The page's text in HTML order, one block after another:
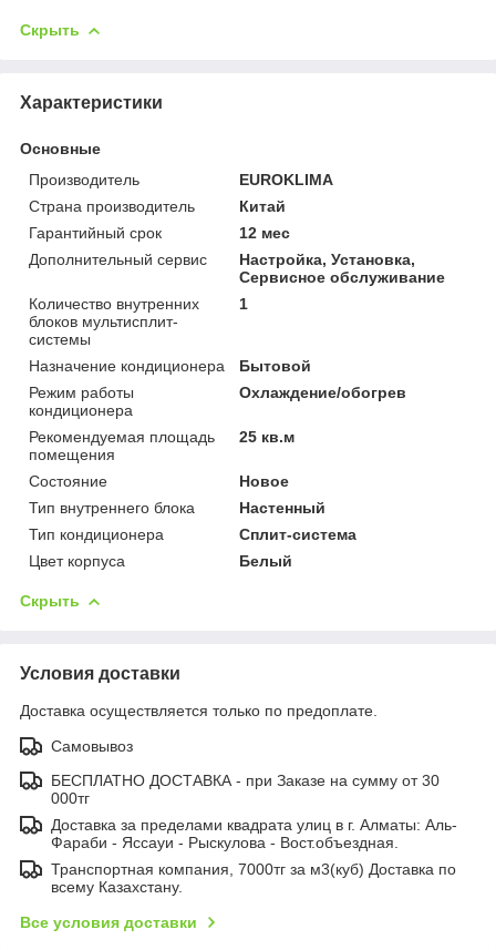
Скрыть
Характеристики
Основные
Производитель
EUROKLIMA
Страна производитель
Китай
Гарантийный срок
12 мес
Дополнительный сервис
Настройка, Установка,
Сервисное обслуживание
Количество внутренних
блоков мультисплит-
системы
1
Назначение кондиционера
Бытовой
Режим работы
кондиционера
Охлаждение/обогрев
Рекомендуемая площадь
помещения
25 кв.м
Состояние
Новое
Тип внутреннего блока
Настенный
Тип кондиционера
Сплит-система
Цвет корпуса
Белый
Скрыть
Условия доставки
Доставка осуществляется только по предоплате.
Самовывоз
БЕСПЛАТНО ДОСТАВКА - при Заказе на сумму от 30
000тг
Доставка за пределами квадрата улиц в г. Алматы: Аль-
Фараби - Яссауи - Рыскулова - Вост.объездная.
Транспортная компания, 7000тг за м3(куб) Доставка по
всему Казахстану.
Все условия доставки